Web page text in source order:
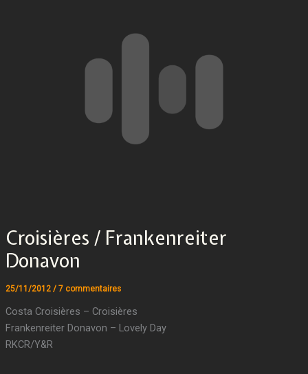
Croisières / Frankenreiter
Donavon
25/11/2012 / 7 commentaires
Costa Croisières – Croisières
Frankenreiter Donavon – Lovely Day
RKCR/Y&R